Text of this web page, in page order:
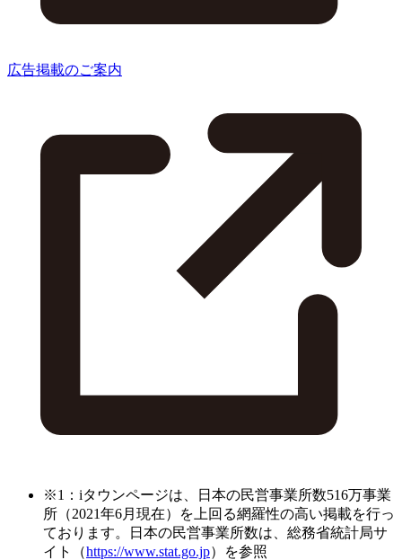
広告掲載のご案内
※1：iタウンページは、日本の民営事業所数516万事業
所（2021年6月現在）を上回る網羅性の高い掲載を行っ
ております。日本の民営事業所数は、総務省統計局サ
イト（https://www.stat.go.jp）を参照